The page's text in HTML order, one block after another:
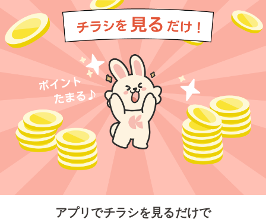
アプリでチラシを見るだけで